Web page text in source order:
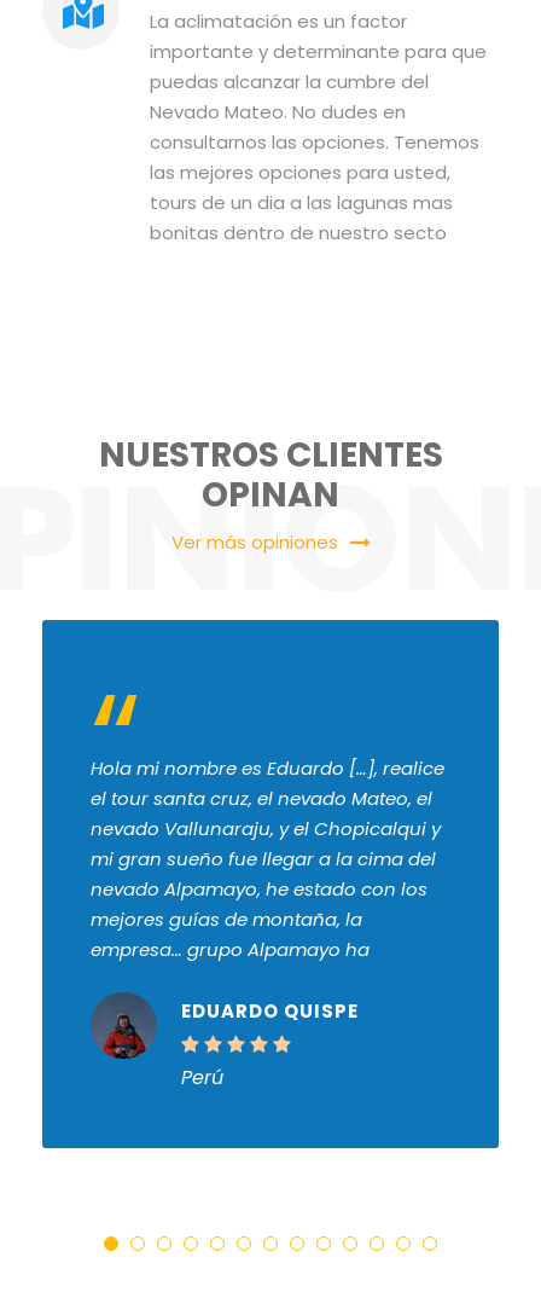
La aclimatación es un factor
importante y determinante para que
puedas alcanzar la cumbre del
Nevado Mateo. No dudes en
consultarnos las opciones. Tenemos
las mejores opciones para usted,
tours de un dia a las lagunas mas
bonitas dentro de nuestro secto
NUESTROS CLIENTES
OPINAN
Ver más opiniones
“
Hola mi nombre es Eduardo […], realice
el tour santa cruz, el nevado Mateo, el
nevado Vallunaraju, y el Chopicalqui y
mi gran sueño fue llegar a la cima del
nevado Alpamayo, he estado con los
mejores guías de montaña, la
empresa… grupo Alpamayo ha
viaje fue organizado desde el hotel.
Nosotros recomendamos está
empresa como una empresa de alta
EDUARDO QUISPE
Perú